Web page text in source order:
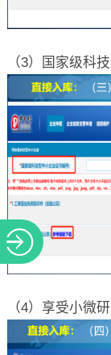
（3）国家级科
（4）享受小微